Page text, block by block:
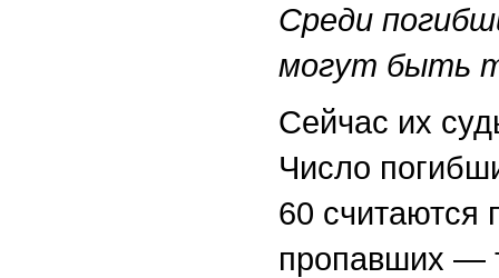
Среди
могут быть
Сейчас их
Число
60 считаются
пропавших —